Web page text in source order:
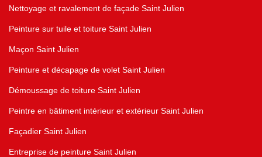
Nettoyage et ravalement de façade Saint Julien
Peinture sur tuile et toiture Saint Julien
Maçon Saint Julien
Peinture et décapage de volet Saint Julien
Démoussage de toiture Saint Julien
Peintre en bâtiment intérieur et extérieur Saint Julien
Façadier Saint Julien
Entreprise de peinture Saint Julien